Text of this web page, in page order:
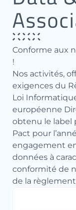
Conforme aux
!
Nos activités,
exigences du
Loi
européenne
obtenu le label
Pact pour
engagement
données à
conformité de
de la